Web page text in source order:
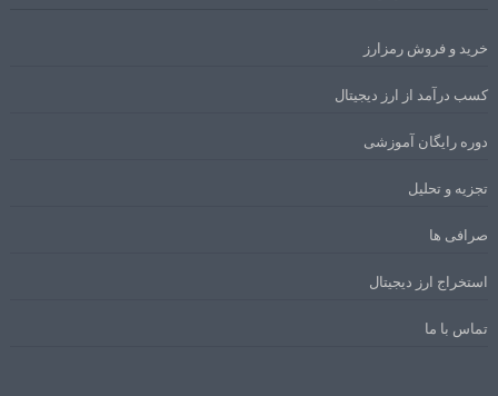
خرید و فروش رمزارز
کسب درآمد از ارز دیجیتال
دوره رایگان آموزشی
تجزیه و تحلیل
صرافی ها
استخراج ارز دیجیتال
تماس با ما